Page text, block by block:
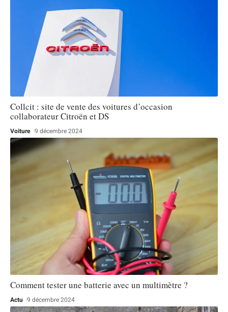
Collcit : site de vente des voitures d’occasion
collaborateur Citroën et DS
Voiture 9 décembre 2024
Comment tester une batterie avec un multimètre ?
Actu 9 décembre 2024